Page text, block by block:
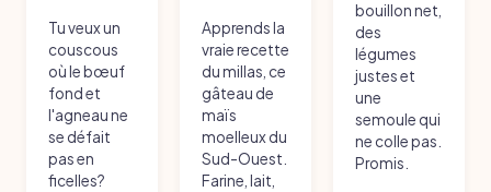
Tu veux un
couscous
où le bœuf
fond et
l'agneau ne
se défait
pas en
ficelles?
Apprends la
vraie recette
du millas, ce
gâteau de
maïs
moelleux du
Sud-Ouest.
Farine, lait,
bouillon net,
des
légumes
justes et
une
semoule qui
ne colle pas.
Promis.